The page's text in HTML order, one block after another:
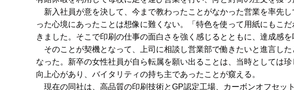
新入社員が意を決して、今まで教わったことがなかった営業を率先
った心境にあったことは想像に難くない。「特色を使って用紙にもこ
きました。そこで印刷の仕事の面白さを強く感じるとともに、達成感
そのことが契機となって、上司に相談し営業部で働きたいと進言し
なった。新卒の女性社員が自ら転属を願い出ることは、当時としては
向上心があり、バイタリティの持ち主であったことが窺える。
現在の同社は、高品質の印刷技術とGP認定工場、カーボンオフセッ